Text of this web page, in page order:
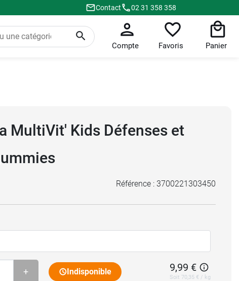
Contact 02 31 358 358
Compte Favoris Panier
MultiVit' Kids Défenses et
Référence : 3700221303450
+ Indisponible 9,99 €
Soit 70,35 € / kg